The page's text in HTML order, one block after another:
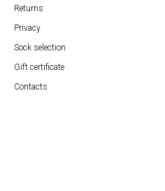
Returns
Privacy
Sock selection
Gift certificate
Contacts